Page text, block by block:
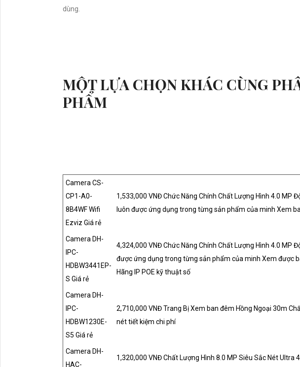
dùng.
MỘT LỰA CHỌN KHÁC CÙNG
PHẨM
Camera CS-
CP1-A0-
8B4WF Wifi
Ezviz Giá rẻ
1,533,000 VNĐ Chức Năng Chính Chất Lượng Hình 4.0 MP
luôn được ứng dụng trong từng sản phẩm của minh Xem
Camera DH-
IPC-
HDBW3441EP-
S Giá rẻ
4,324,000 VNĐ Chức Năng Chính Chất Lượng Hình 4.0 MP
được ứng dụng trong từng sản phẩm của minh Xem được
Hãng IP POE kỹ thuật số
Camera DH-
IPC-
HDBW1230E-
S5 Giá rẻ
2,710,000 VNĐ Trang Bị Xem ban đêm Hồng Ngoại 30m
nét tiết kiệm chi phí
Camera DH-
HAC-
1,320,000 VNĐ Chất Lượng Hình 8.0 MP Siêu Sắc Nét